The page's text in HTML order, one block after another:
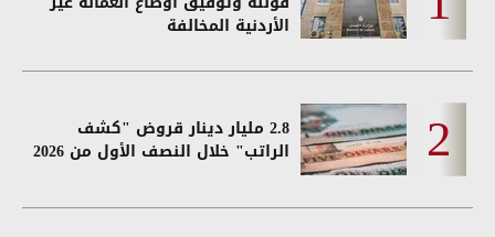
الأردنية المخالفة
2.8 مليار دينار قروض "كشف
الراتب" خلال النصف الأول من 2026